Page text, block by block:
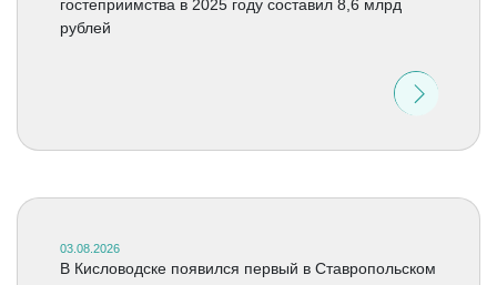
гостеприимства в 2025 году составил 8,6 млрд
рублей
03.08.2026
В Кисловодске появился первый в Ставропольском